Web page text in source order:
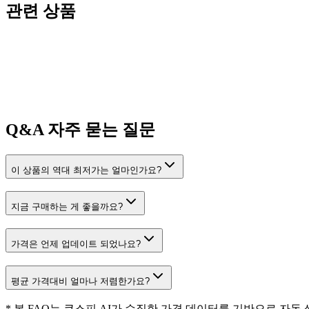
관련 상품
Q&A 자주 묻는 질문
이 상품의 역대 최저가는 얼마인가요?
지금 구매하는 게 좋을까요?
가격은 언제 업데이트 되었나요?
평균 가격대비 얼마나 저렴한가요?